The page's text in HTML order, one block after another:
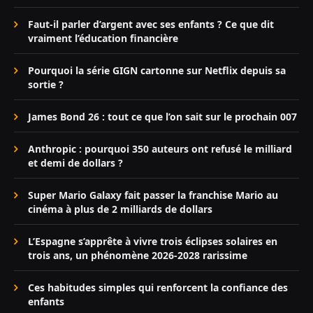
Faut-il parler d’argent avec ses enfants ? Ce que dit
vraiment l’éducation financière
Pourquoi la série GIGN cartonne sur Netflix depuis sa
sortie ?
James Bond 26 : tout ce que l’on sait sur le prochain 007
Anthropic : pourquoi 350 auteurs ont refusé le milliard
et demi de dollars ?
Super Mario Galaxy fait passer la franchise Mario au
cinéma à plus de 2 milliards de dollars
L’Espagne s’apprête à vivre trois éclipses solaires en
trois ans, un phénomène 2026-2028 rarissime
Ces habitudes simples qui renforcent la confiance des
enfants